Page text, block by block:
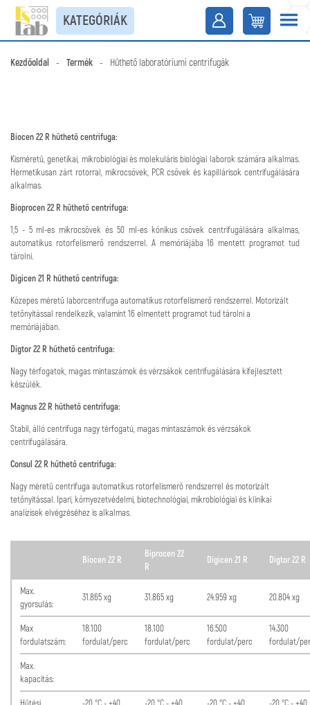
KATEGÓRIÁK
Kezdőoldal - Termék - Hűthető laboratóriumi centrifugák
Biocen 22 R hűthető centrifuga:
Kisméretű, genetikai, mikrobiológiai és molekuláris biológiai laborok számára alkalmas.
Hermetikusan zárt rotorral, mikrocsövek, PCR csövek és kapillárisok centrifugálására
alkalmas.
Bioprocen 22 R hűthető centrifuga:
1,5 - 5 ml-es mikrocsövek és 50 ml-es kónikus csövek centrifugálására alkalmas,
automatikus rotorfelismerő rendszerrel. A memóriájába 16 mentett programot tud
tárolni.
Digicen 21 R hűthető centrifuga:
Közepes méretű laborcentrifuga automatikus rotorfelismerő rendszerrel. Motorizált
tetőnyitással rendelkezik, valamint 16 elmentett programot tud tárolni a
memóriájában.
Digtor 22 R hűthető centrifuga:
Nagy térfogatok, magas mintaszámok és vérzsákok centrifugálására kifejlesztett
készülék.
Magnus 22 R hűthető centrifuga:
Stabil, álló centrifuga nagy térfogatú, magas mintaszámok és vérzsákok
centrifugálására.
Consul 22 R hűthető centrifuga:
Nagy méretű centrifuga automatikus rotorfelismerő rendszerrel és motorizált
tetőnyitással. Ipari, környezetvédelmi, biotechnológiai, mikrobiológiai és klinikai
analízisek elvégzéséhez is alkalmas.
Biocen 22 R
Biprocen 22
R
Digicen 21 R Digtor 22 R
Max.
gyorsulás:
31.865 xg 31.865 xg 24.959 xg 20.804 xg
Max
fordulatszám:
18.100
fordulat/perc
18.100
fordulat/perc
16.500
fordulat/perc
14.300
fordulat/
Max.
kapacitás: